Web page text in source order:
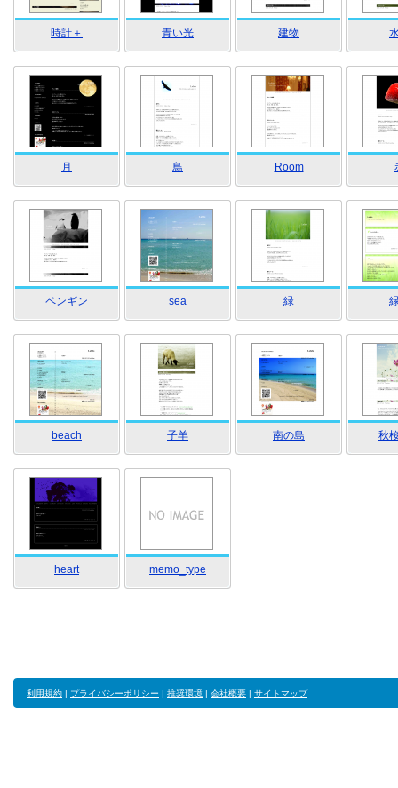
時計＋ 青い光 建物
月 鳥 Room
ペンギン sea 緑
beach 子羊 南の島 秋
heart memo_type
利用規約 | プライバシーポリシー | 推奨環境 | 会社概要 | サイトマップ